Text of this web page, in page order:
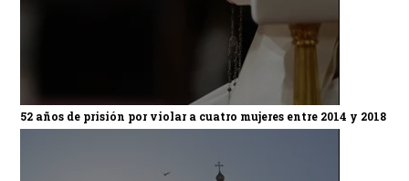
52 años de prisión por violar a cuatro mujeres entre 2014 y 2018